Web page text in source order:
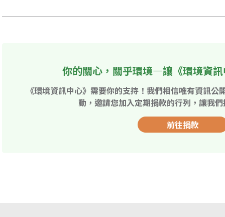
你的關心，關乎環境—讓《環境資
《環境資訊中心》需要你的支持！我們相信唯有資訊
動，邀請您加入定期捐款的行列，讓我
前往捐款